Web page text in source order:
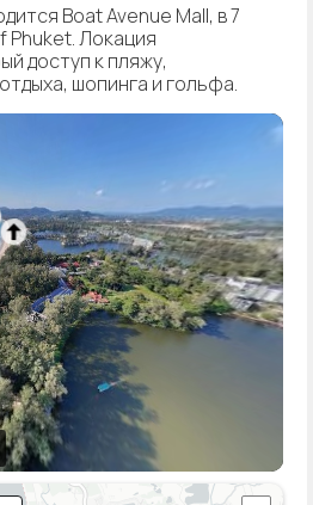
Boat Avenue Mall, в 7
Phuket. Локация
доступ к пляжу,
шопинга и гольфа.